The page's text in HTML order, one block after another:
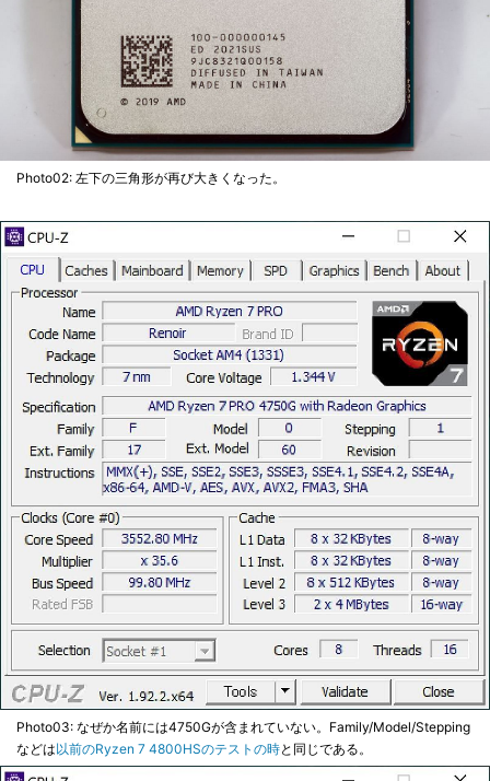
Photo02: 左下の三角形が再び大きくなった。
Photo03: なぜか名前には4750Gが含まれていない。Family/Model/Stepping
などは以前のRyzen 7 4800HSのテストの時と同じである。